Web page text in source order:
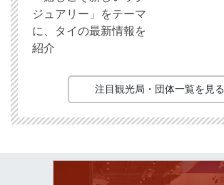
ジュアリー」をテーマ
に、タイの最新情報を
紹介
注目観光局・団体一覧を見る